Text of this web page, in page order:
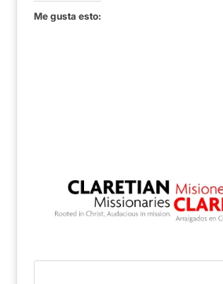
Me gusta esto: